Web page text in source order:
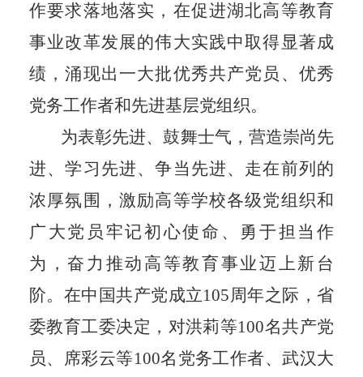
作要求落地落实，在促进湖北高等教育
事业改革发展的伟大实践中取得显著成
绩，涌现出一大批优秀共产党员、优秀
党务工作者和先进基层党组织。
为表彰先进、鼓舞士气，营造崇尚先
进、学习先进、争当先进、走在前列的
浓厚氛围，激励高等学校各级党组织和
广大党员牢记初心使命、勇于担当作
为，奋力推动高等教育事业迈上新台
阶。在中国共产党成立105周年之际，省
委教育工委决定，对洪莉等100名共产党
员、 席彩云等100名党务工作者、武汉大